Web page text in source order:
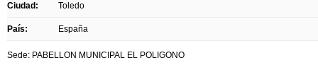
Ciudad: Toledo
País: España
Sede: PABELLON MUNICIPAL EL POLIGONO